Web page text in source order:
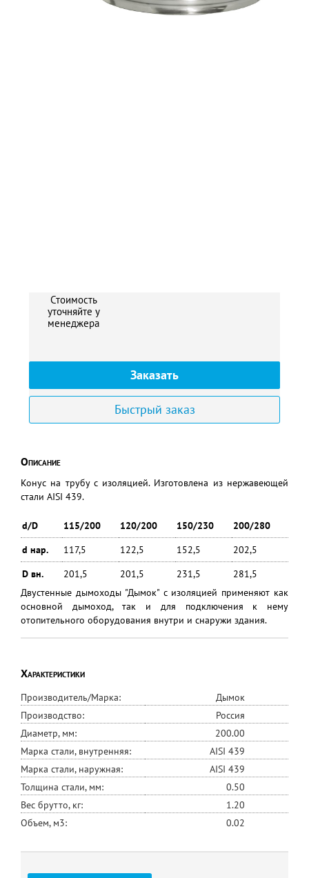
Стоимость
уточняйте у
менеджера
Заказать
Быстрый заказ
Описание
Конус на трубу с изоляцией. Изготовлена из нержавеющей
стали AISI 439.
d/D 115/200 120/200 150/230
200/280
d нар.
117,5 122,5 152,5
202,5
D вн.
201,5 201,5 231,5
281,5
Двустенные дымоходы "Дымок" с изоляцией применяют как
основной дымоход, так и для подключения к нему
отопительного оборудования внутри и снаружи здания.
Характеристики
Производитель/Марка:
Дымок
Производство:
Россия
Диаметр, мм:
200.00
Марка стали, внутренняя:
AISI 439
Марка стали, наружная:
AISI 439
Толщина стали, мм:
0.50
Вес брутто, кг:
1.20
Объем, м3:
0.02